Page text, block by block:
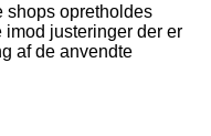
shops opretholdes
imod justeringer der er
af de anvendte